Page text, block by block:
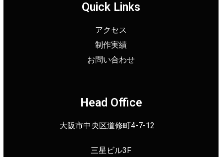
Quick Links
アクセス
制作実績
お問い合わせ
Head Office
大阪市中央区道修町4-7-12
三星ビル3F